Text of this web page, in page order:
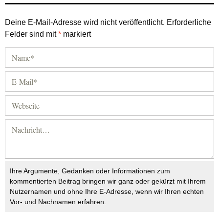
Deine E-Mail-Adresse wird nicht veröffentlicht. Erforderliche
Felder sind mit* markiert
Ihre Argumente, Gedanken oder Informationen zum
kommentierten Beitrag bringen wir ganz oder gekürzt mit Ihrem
Nutzernamen und ohne Ihre E-Adresse, wenn wir Ihren echten
Vor- und Nachnamen erfahren.